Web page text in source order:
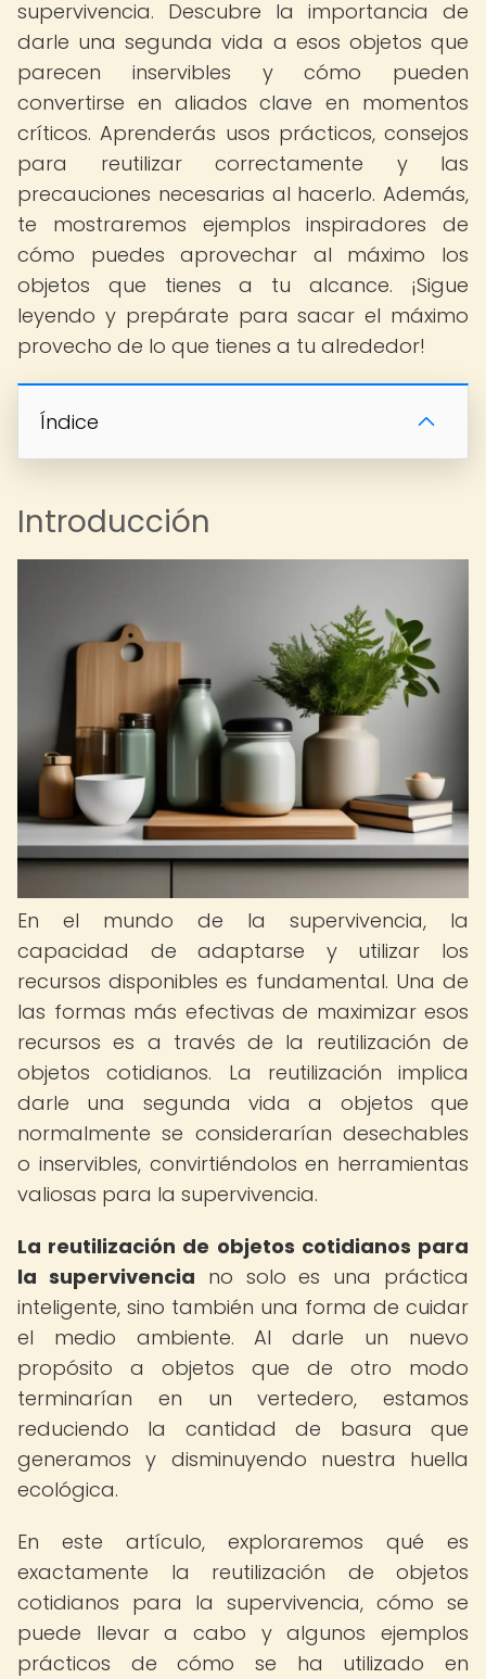
supervivencia. Descubre la importancia de
darle una segunda vida a esos objetos que
parecen inservibles y cómo pueden
convertirse en aliados clave en momentos
críticos. Aprenderás usos prácticos, consejos
para reutilizar correctamente y las
precauciones necesarias al hacerlo. Además,
te mostraremos ejemplos inspiradores de
cómo puedes aprovechar al máximo los
objetos que tienes a tu alcance. ¡Sigue
leyendo y prepárate para sacar el máximo
provecho de lo que tienes a tu alrededor!
Índice
Introducción
En el mundo de la supervivencia, la
capacidad de adaptarse y utilizar los
recursos disponibles es fundamental. Una de
las formas más efectivas de maximizar esos
recursos es a través de la reutilización de
objetos cotidianos. La reutilización implica
darle una segunda vida a objetos que
normalmente se considerarían desechables
o inservibles, convirtiéndolos en herramientas
valiosas para la supervivencia.
La reutilización de objetos cotidianos para
la supervivencia no solo es una práctica
inteligente, sino también una forma de cuidar
el medio ambiente. Al darle un nuevo
propósito a objetos que de otro modo
terminarían en un vertedero, estamos
reduciendo la cantidad de basura que
generamos y disminuyendo nuestra huella
ecológica.
En este artículo, exploraremos qué es
exactamente la reutilización de objetos
cotidianos para la supervivencia, cómo se
puede llevar a cabo y algunos ejemplos
prácticos de cómo se ha utilizado en